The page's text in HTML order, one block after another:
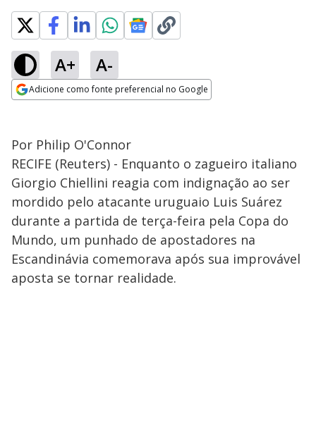
A+ A-
Adicione como fonte preferencial no Google
Por Philip O'Connor
RECIFE (Reuters) - Enquanto o zagueiro italiano
Giorgio Chiellini reagia com indignação ao ser
mordido pelo atacante uruguaio Luis Suárez
durante a partida de terça-feira pela Copa do
Mundo, um punhado de apostadores na
Escandinávia comemorava após sua improvável
aposta se tornar realidade.